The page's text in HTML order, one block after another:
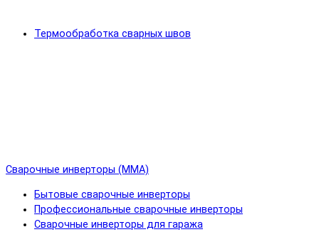
Термообработка сварных швов
Сварочные инверторы (MMA)
Бытовые сварочные инверторы
Профессиональные сварочные инверторы
Сварочные инверторы для гаража